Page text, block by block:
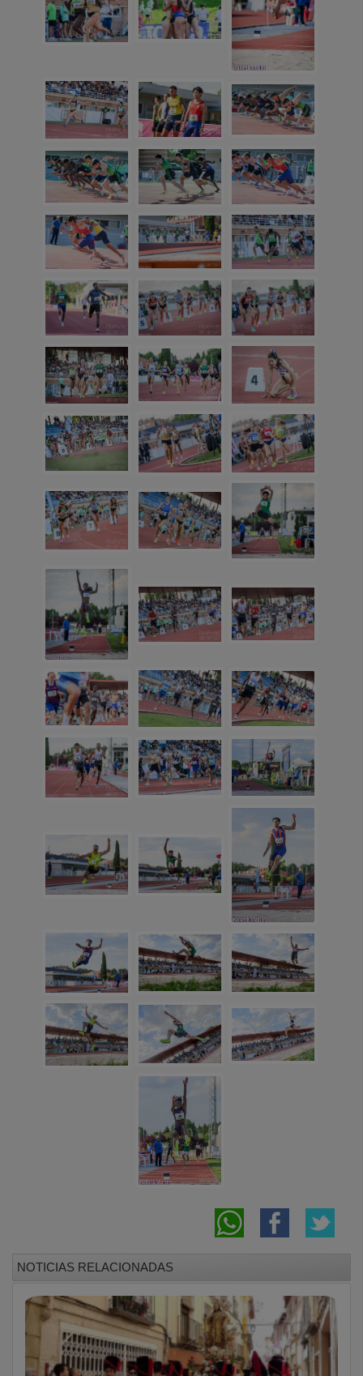
Todo listo en Molina de Aragón para celebrar
la fiesta del Carmen, que aspira a ser Interés
Turístico Nacional